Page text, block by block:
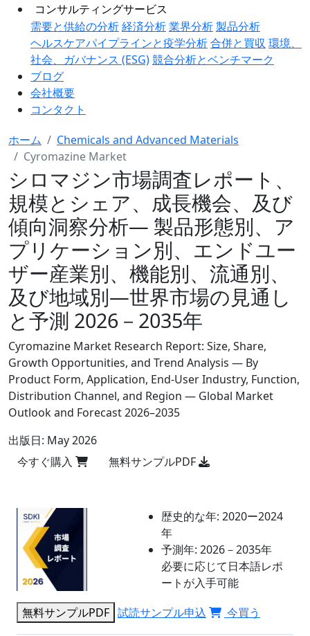
コンサルティングサービス
需要と供給の分析経済分析業界分析製品分析
ヘルスケアパイプラインと疫学分析合併と買収 環境、
社会、ガバナンス (ESG)競合分析とベンチマーク
ブログ
会社概要
コンタクト
ホーム
Chemicals and Advanced Materials
Cyromazine Market
シロマジン市場調査レポート、
規模とシェア、成長機会、及び
傾向洞察分析― 製品形態別、ア
プリケーション別、エンドユー
ザー産業別、機能別、流通別、
及び地域別―世界市場の見通し
と予測 2026－2035年
Cyromazine Market Research Report: Size, Share,
Growth Opportunities, and Trend Analysis — By
Product Form, Application, End-User Industry, Function,
Distribution Channel, and Region — Global Market
Outlook and Forecast 2026–2035
出版日: May 2026
今すぐ購入
無料サンプルPDF
歴史的な年: 2020ー2024
年
予測年: 2026－2035年
必要に応じて日本語レポ
ートが入手可能
無料サンプルPDF 試読サンプル申込 今買う